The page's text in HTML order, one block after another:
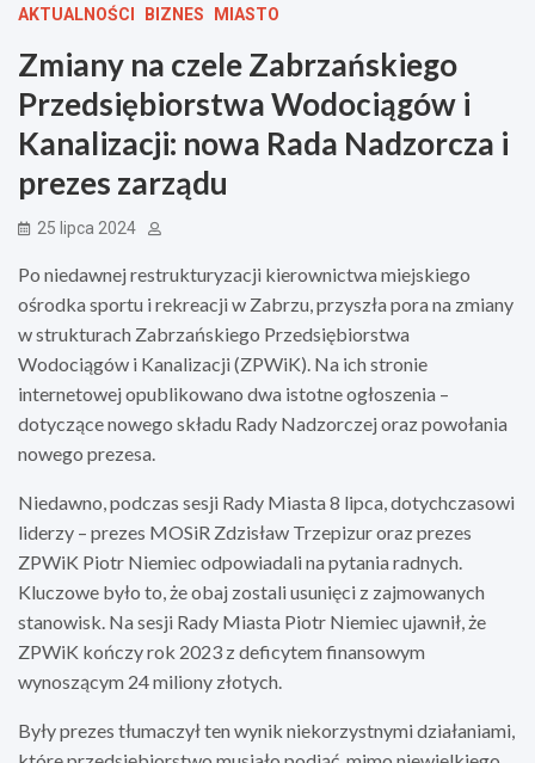
AKTUALNOŚCI BIZNES MIASTO
Zmiany na czele Zabrzańskiego
Przedsiębiorstwa Wodociągów i
Kanalizacji: nowa Rada Nadzorcza i
prezes zarządu
25 lipca 2024
Po niedawnej restrukturyzacji kierownictwa miejskiego
ośrodka sportu i rekreacji w Zabrzu, przyszła pora na zmiany
w strukturach Zabrzańskiego Przedsiębiorstwa
Wodociągów i Kanalizacji (ZPWiK). Na ich stronie
internetowej opublikowano dwa istotne ogłoszenia –
dotyczące nowego składu Rady Nadzorczej oraz powołania
nowego prezesa.
Niedawno, podczas sesji Rady Miasta 8 lipca, dotychczasowi
liderzy – prezes MOSiR Zdzisław Trzepizur oraz prezes
ZPWiK Piotr Niemiec odpowiadali na pytania radnych.
Kluczowe było to, że obaj zostali usunięci z zajmowanych
stanowisk. Na sesji Rady Miasta Piotr Niemiec ujawnił, że
ZPWiK kończy rok 2023 z deficytem finansowym
wynoszącym 24 miliony złotych.
Były prezes tłumaczył ten wynik niekorzystnymi działaniami,